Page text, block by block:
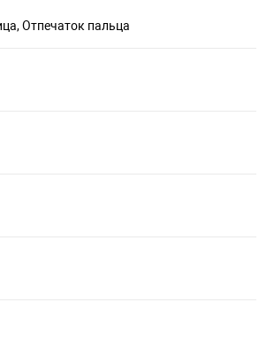
Отпечаток пальца